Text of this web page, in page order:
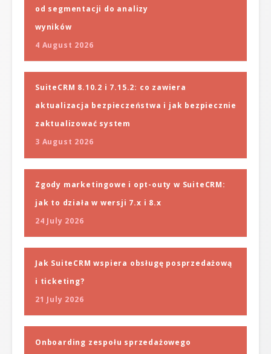
od segmentacji do analizy
wyników
4 August 2026
SuiteCRM 8.10.2 i 7.15.2: co zawiera
aktualizacja bezpieczeństwa i jak bezpiecznie
zaktualizować system
3 August 2026
Zgody marketingowe i opt-outy w SuiteCRM:
jak to działa w wersji 7.x i 8.x
24 July 2026
Jak SuiteCRM wspiera obsługę posprzedażową
i ticketing?
21 July 2026
Onboarding zespołu sprzedażowego